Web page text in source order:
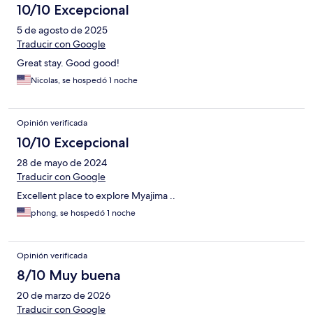
10/10 Excepcional
5 de agosto de 2025
Traducir con Google
Great stay. Good good!
Nicolas, se hospedó 1 noche
Opinión verificada
10/10 Excepcional
28 de mayo de 2024
Traducir con Google
Excellent place to explore Myajima ..
phong, se hospedó 1 noche
Opinión verificada
8/10 Muy buena
20 de marzo de 2026
Traducir con Google